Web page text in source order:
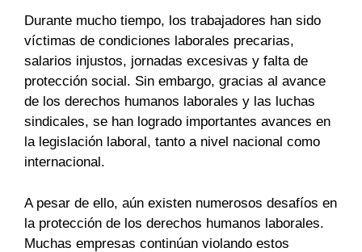
Durante mucho tiempo, los trabajadores han sido
víctimas de condiciones laborales precarias,
salarios injustos, jornadas excesivas y falta de
protección social. Sin embargo, gracias al avance
de los derechos humanos laborales y las luchas
sindicales, se han logrado importantes avances en
la legislación laboral, tanto a nivel nacional como
internacional.
A pesar de ello, aún existen numerosos desafíos en
la protección de los derechos humanos laborales.
Muchas empresas continúan violando estos